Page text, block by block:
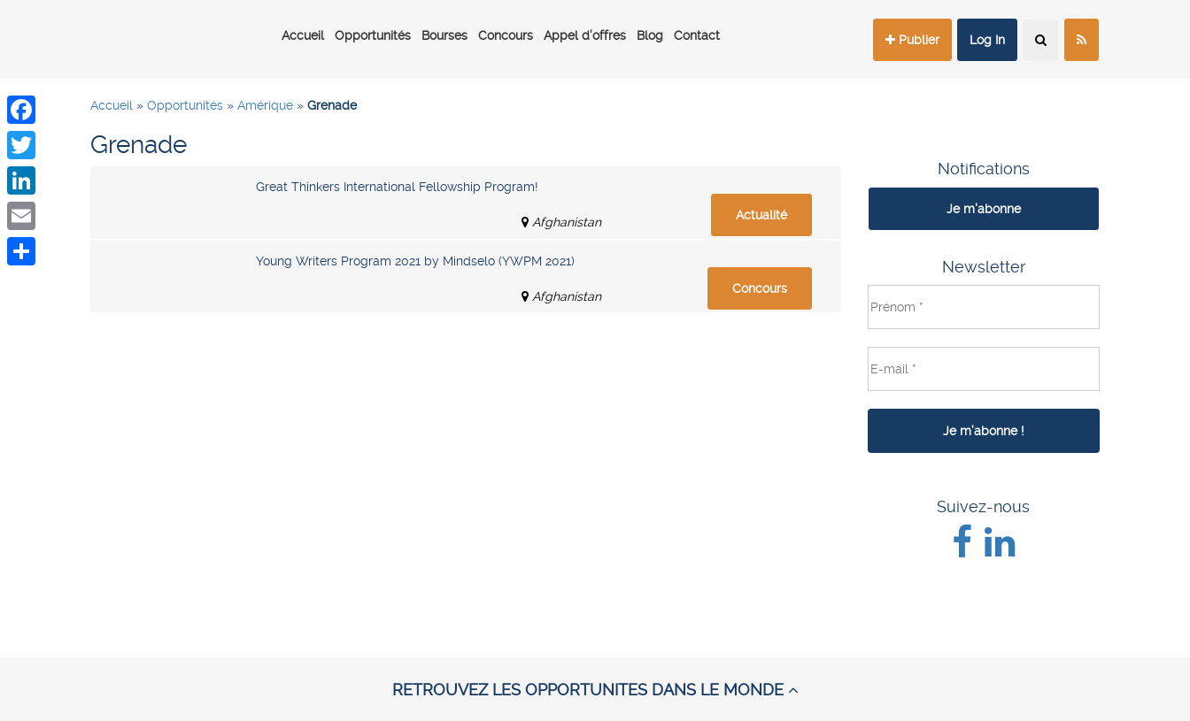
Accueil Opportunités Bourses Concours Appel d’offres Blog Contact Publier Log In
Accueil » Opportunités » Amérique » Grenade
Grenade
Great Thinkers International Fellowship Program!
Afghanistan
Actualité
Young Writers Program 2021 by Mindselo (YWPM 2021)
Afghanistan
Concours
Notifications
Je m'abonne
Newsletter
Suivez-nous
RETROUVEZ LES OPPORTUNITES DANS LE MONDE
Facebook
Twitter
LinkedIn
Email